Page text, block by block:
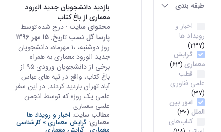
طبقه بندی
اخبار و
رویداد ها
(237)
گرایش
معماری (63)
قطب
علمی فناوری
(37)
امور بین
الملل (30)
کتاب‌های
بازدید دانشجویان جدید الورود
معماری از باغ کتاب
محتوای سایت · درج شده توسط
پارسا گل نسب تاریخ:15 مهر 1396
روز دوشنبه، ۱۰ مهرماه، دانشجویان
جدید الورود معماری به همراه
برخی از دانشجویان ورودی ۹۵ از
باغ کتاب، واقع در تپه های عباس
آباد تهران بازدید کردند. در این سفر
علمی یک روزه که توسط انجمن
علمی معماری...
مطالب سایت: اخبار و رویداد ها
معماری:گرایش معماری » کارشناسی
معماری گرایش معماری